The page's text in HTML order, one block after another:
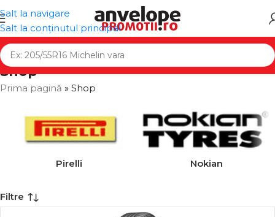
Salt la navigare
Salt la conținutul principal
Shop
Prima pagină » Shop
Pirelli Nokian
Filtre